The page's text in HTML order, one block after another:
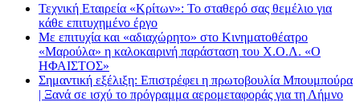
Τεχνική Εταιρεία «Κρίτων»: Το σταθερό σας θεμέλιο για
κάθε επιτυχημένο έργο
Με επιτυχία και «αδιαχώρητο» στο Κινηματοθέατρο
«Μαρούλα» η καλοκαιρινή παράσταση του Χ.Ο.Λ. «Ο
ΗΦΑΙΣΤΟΣ»
Σημαντική εξέλιξη: Επιστρέφει η πρωτοβουλία Μπουμπούρα
| Ξανά σε ισχύ το πρόγραμμα αερομεταφοράς για τη Λήμνο